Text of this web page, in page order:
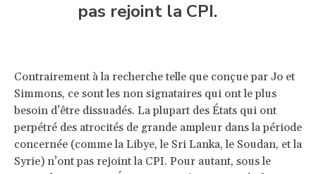
pas rejoint la CPI.
Contrairement à la recherche telle que conçue par Jo et
Simmons, ce sont les non signataires qui ont le plus
besoin d’être dissuadés. La plupart des États qui ont
perpétré des atrocités de grande ampleur dans la période
concernée (comme la Libye, le Sri Lanka, le Soudan, et la
Syrie) n’ont pas rejoint la CPI. Pour autant, sous le